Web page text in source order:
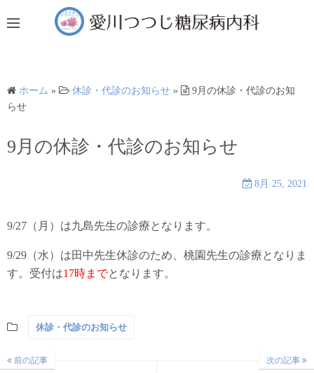
ン
ッ
ホーム » 休診・代診のお知らせ »
9月の休診・代診のお知
らせ
9月の休診・代診のお知らせ
8月 25, 2021
9/27（月）は九島先生の診療となります。
9/29（水）は田中先生休診のため、桃園先生の診療となりま
す。受付は17時までとなります。
休診・代診のお知らせ
前の記事 次の記事